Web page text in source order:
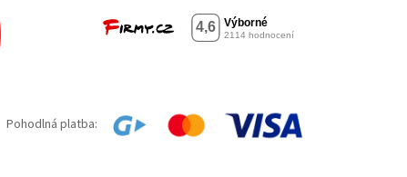
Pohodlná platba: